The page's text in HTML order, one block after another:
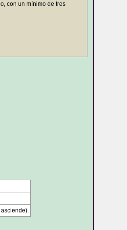
con un mínimo de tres